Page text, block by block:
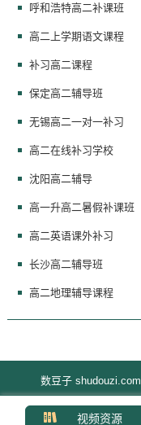
呼和浩特高二补课班
高二上学期语文课程
补习高二课程
保定高二辅导班
无锡高二一对一补习
高二在线补习学校
沈阳高二辅导
高一升高二暑假补课班
高二英语课外补习
长沙高二辅导班
高二地理辅导课程
数豆子 shudouzi.com
视频资源